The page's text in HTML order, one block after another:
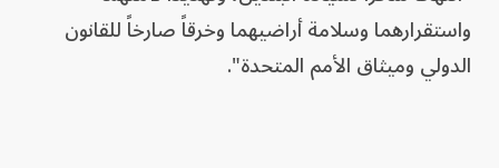
واستقرارهما وسلامة أراضيهما وخرقاً صارخاً للقانون
الدولي وميثاق الأمم المتحدة".